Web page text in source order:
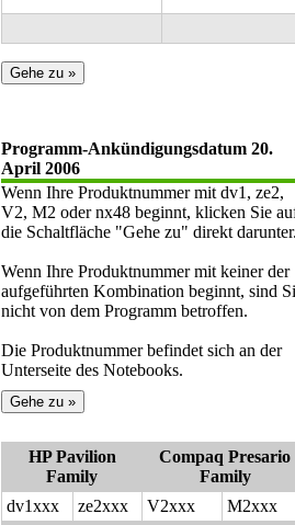
Programm-Ankündigungsdatum 20.
April 2006
Wenn Ihre Produktnummer mit dv1, ze2,
V2, M2 oder nx48 beginnt, klicken Sie
die Schaltfläche "Gehe zu" direkt
Wenn Ihre Produktnummer mit keiner der
aufgeführten Kombination beginnt, sind
nicht von dem Programm betroffen.
Die Produktnummer befindet sich an der
Unterseite des Notebooks.
HP Pavilion
Family
Compaq Presario
Family
dv1xxx
ze2xxx V2xxx
M2xxx